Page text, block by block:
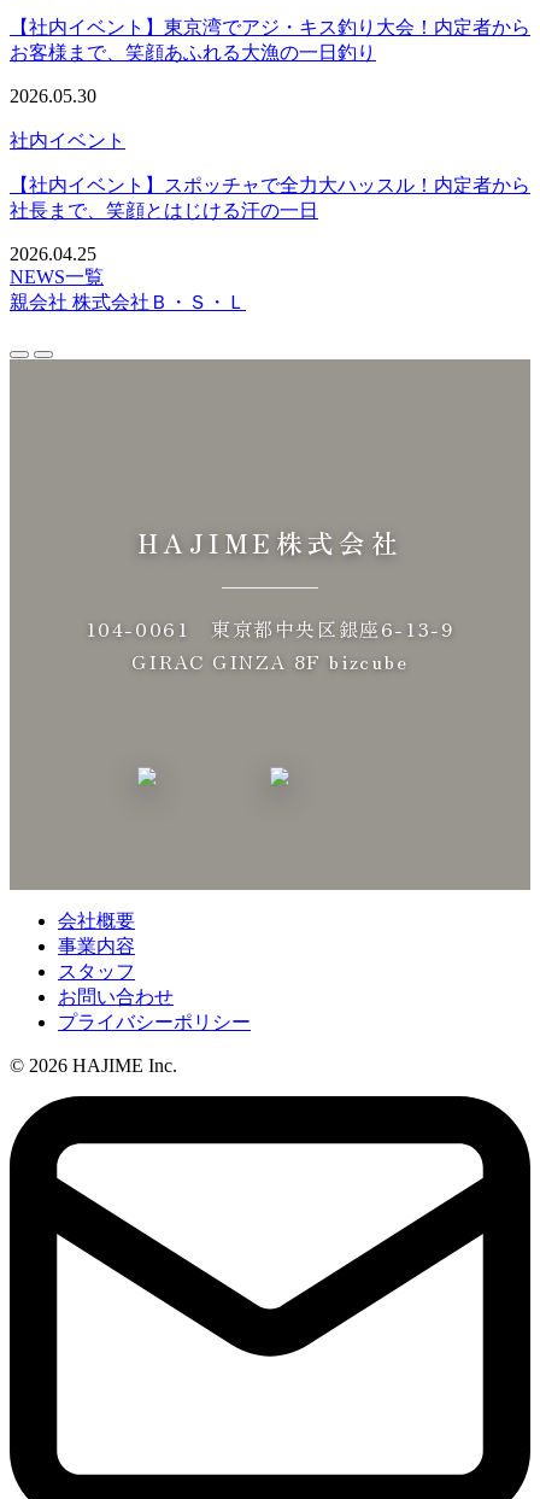
【社内イベント】東京湾でアジ・キス釣り大会！内定者から
お客様まで、笑顔あふれる大漁の一日釣り
2026.05.30
社内イベント
【社内イベント】スポッチャで全力大ハッスル！内定者から
社長まで、笑顔とはじける汗の一日
2026.04.25
NEWS一覧
親会社 株式会社Ｂ・Ｓ・Ｌ
HAJIME株式会社
104-0061 東京都中央区銀座6-13-9
GIRAC GINZA 8F bizcube
会社概要
事業内容
スタッフ
お問い合わせ
プライバシーポリシー
© 2026 HAJIME Inc.